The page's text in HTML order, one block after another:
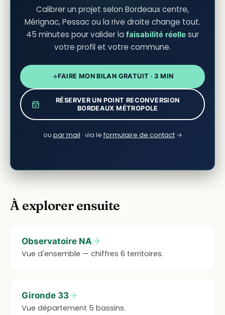
Calibrer un projet selon Bordeaux centre,
Mérignac, Pessac ou la rive droite change tout.
45 minutes pour valider la faisabilité réelle sur
votre profil et votre commune.
FAIRE MON BILAN GRATUIT · 3 MIN
RÉSERVER UN POINT RECONVERSION
BORDEAUX MÉTROPOLE
ou par mail · via le formulaire de contact→
À explorer ensuite
Observatoire NA
Vue d'ensemble — chiffres 6 territoires.
Gironde 33
Vue département 5 bassins.